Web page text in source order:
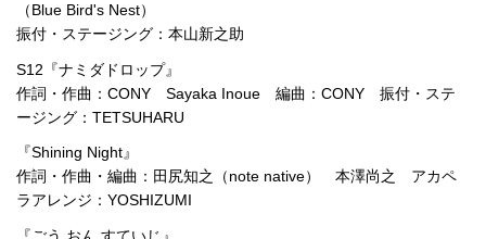
（Blue Bird's Nest）
振付・ステージング：本山新之助
S12『ナミダドロップ』
作詞・作曲：CONY Sayaka Inoue 編曲：CONY 振付・ステ
ージング：TETSUHARU
『Shining Night』
作詞・作曲・編曲：田尻知之（note native） 本澤尚之 アカペ
ラアレンジ：YOSHIZUMI
『ごう おん すていじ』